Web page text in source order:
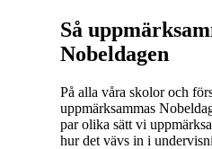
Så
Nobeldagen
På alla våra skolor och
uppmärksammas
par olika sätt vi
hur det vävs in i